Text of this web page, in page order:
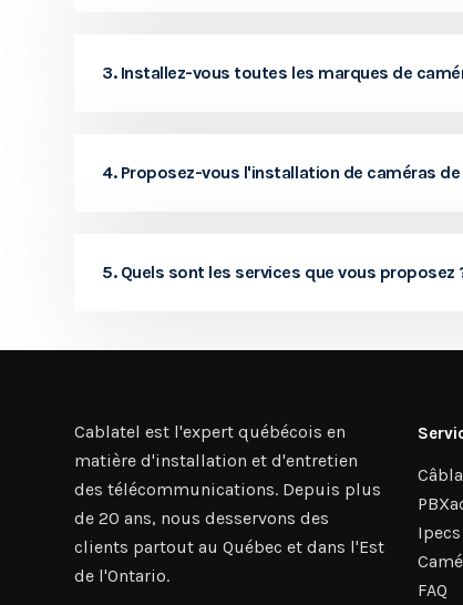
3. Installez-vous toutes les marques de
4. Proposez-vous l'installation de caméras
5. Quels sont les services que vous proposez
Cablatel est l'expert québécois en
matière d'installation et d'entretien
des télécommunications. Depuis plus
de 20 ans, nous desservons des
clients partout au Québec et dans l'Est
de l'Ontario.
FAQ